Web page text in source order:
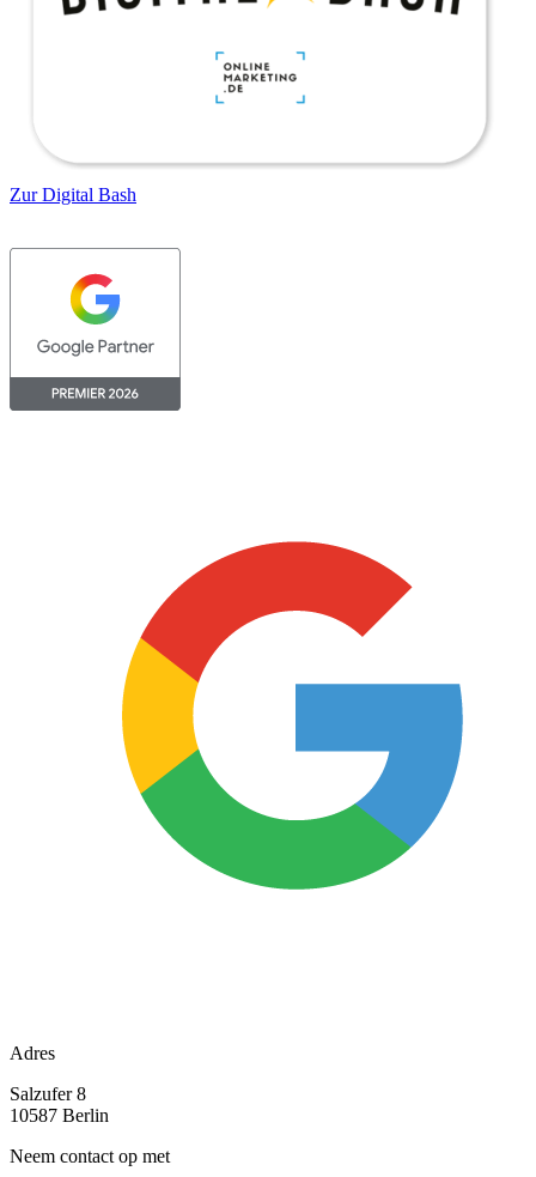
Zur Digital Bash
Adres
Salzufer 8
10587 Berlin
Neem contact op met